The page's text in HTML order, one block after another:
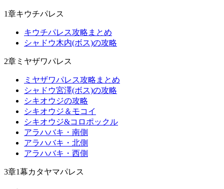
1章キウチパレス
キウチパレス攻略まとめ
シャドウ木内(ボス)の攻略
2章ミヤザワパレス
ミヤザワパレス攻略まとめ
シャドウ宮澤(ボス)の攻略
シキオウジの攻略
シキオウジ＆モコイ
シキオウジ&コロポックル
アラハバキ・南側
アラハバキ・北側
アラハバキ・西側
3章1幕カタヤマパレス